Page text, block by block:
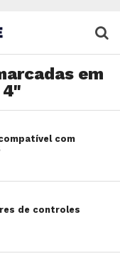
em
com
de controles